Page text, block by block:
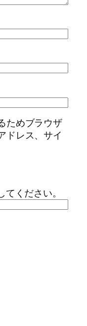
ためブラウザ
ドレス、サイ
ください。